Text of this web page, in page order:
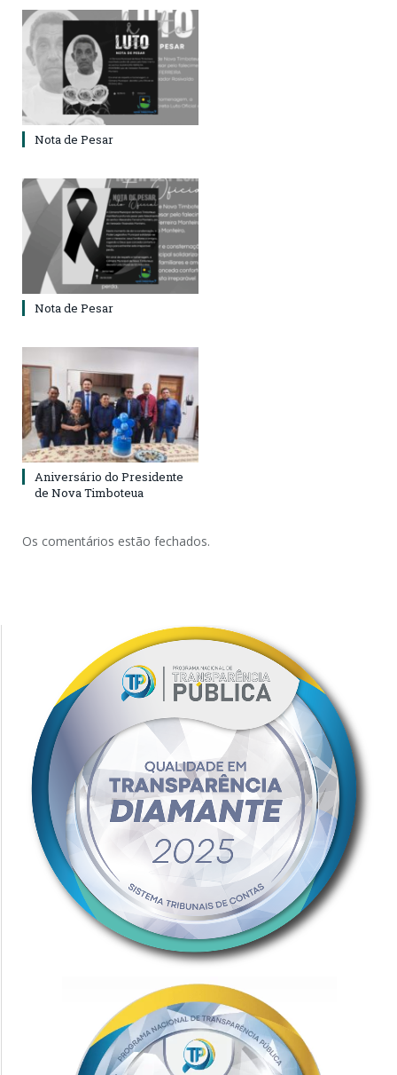
Nota de Pesar
Nota de Pesar
Aniversário do Presidente
de Nova Timboteua
Os comentários estão fechados.